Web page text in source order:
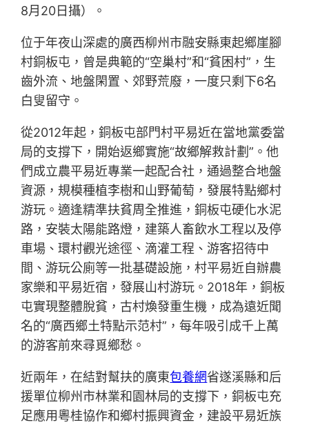
8月20日攝）。
位于年夜山深處的廣西柳州市融安縣東起鄉崖腳
村銅板屯，曾是典範的“空巢村”和“貧困村”，生
齒外流、地盤閑置、郊野荒廢，一度只剩下6名
白叟留守。
從2012年起，銅板屯部門村平易近在當地黨委當
局的支撐下，開始返鄉實施“故鄉解救計劃”。他
們成立農平易近專業一起配合社，通過整合地盤
資源，規模種植李樹和山野葡萄，發展特點鄉村
游玩。適逢精準扶貧周全推進，銅板屯硬化水泥
路，安裝太陽能路燈，建築人畜飲水工程以及停
車場、環村觀光途徑、滴灌工程、游客招待中
間、游玩公廁等一批基礎設施，村平易近自辦農
家樂和平易近宿，發展山村游玩。2018年，銅板
屯實現整體脫貧，古村煥發重生機，成為遠近聞
名的“廣西鄉土特點示范村”，每年吸引成千上萬
的游客前來尋覓鄉愁。
近兩年，在結對幫扶的廣東包養網省遂溪縣和后
援單位柳州市林業和園林局的支撐下，銅板屯充
足應用粵桂協作和鄉村振興資金，建設平易近族